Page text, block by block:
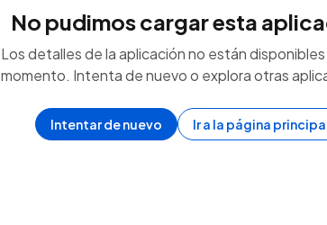
No pudimos cargar esta
Los detalles de la aplicación no están
momento. Intenta de nuevo o explora otras
Intentar de nuevo Ir a la página